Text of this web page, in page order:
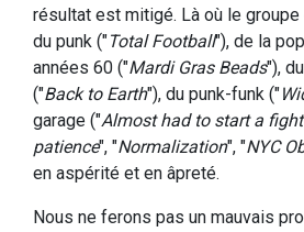
résultat est mitigé. Là où le
du punk ("Total Football"), de la
années 60 ("Mardi Gras Beads"),
("Back to Earth"), du punk-funk ("
garage ("Almost had to start a
patience", "Normalization", "NYC
en aspérité et en âpreté.
Nous ne ferons pas un mauvais